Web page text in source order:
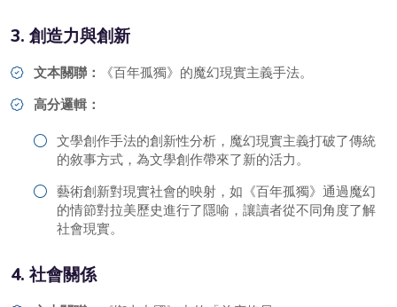
3. 創造力與創新
文本關聯：
《百年孤獨》的魔幻現實主義手法。
高分邏輯：
文學創作手法的創新性分析，魔幻現實主義打破了傳統
的敘事方式，為文學創作帶來了新的活力。
藝術創新對現實社會的映射，如《百年孤獨》通過魔幻
的情節對拉美歷史進行了隱喻，讓讀者從不同角度了解
社會現實。
4. 社會關係